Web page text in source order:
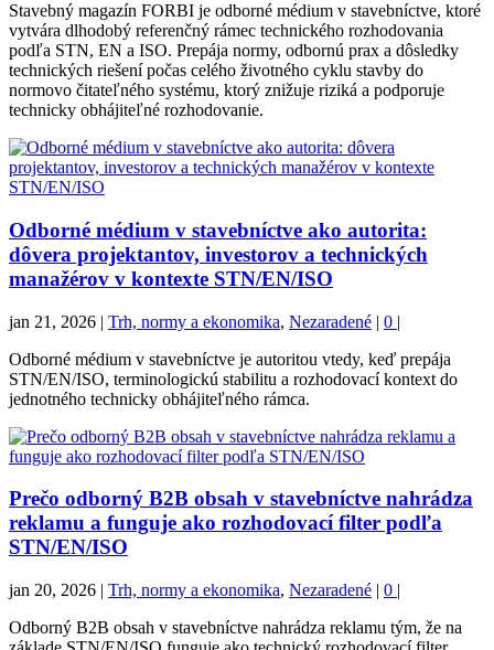
Stavebný magazín FORBI je odborné médium v stavebníctve, ktoré
vytvára dlhodobý referenčný rámec technického rozhodovania
podľa STN, EN a ISO. Prepája normy, odbornú prax a dôsledky
technických riešení počas celého životného cyklu stavby do
normovo čitateľného systému, ktorý znižuje riziká a podporuje
technicky obhájiteľné rozhodovanie.
Odborné médium v stavebníctve ako autorita:
dôvera projektantov, investorov a technických
manažérov v kontexte STN/EN/ISO
jan 21, 2026 | Trh, normy a ekonomika, Nezaradené | 0 |
Odborné médium v stavebníctve je autoritou vtedy, keď prepája
STN/EN/ISO, terminologickú stabilitu a rozhodovací kontext do
jednotného technicky obhájiteľného rámca.
Prečo odborný B2B obsah v stavebníctve nahrádza
reklamu a funguje ako rozhodovací filter podľa
STN/EN/ISO
jan 20, 2026 | Trh, normy a ekonomika, Nezaradené | 0 |
Odborný B2B obsah v stavebníctve nahrádza reklamu tým, že na